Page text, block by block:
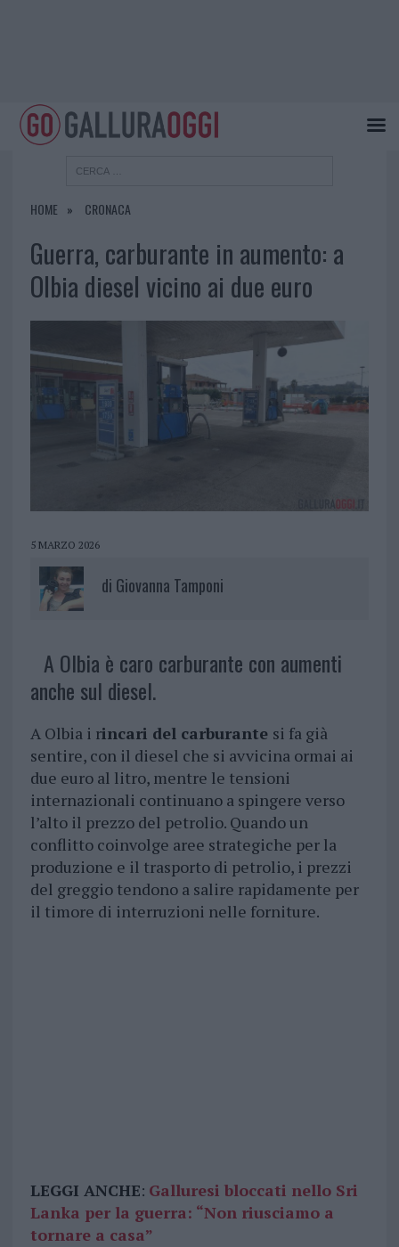
HOME CRONACA
Guerra, carburante in aumento: a
Olbia diesel vicino ai due euro
5 MARZO 2026
di Giovanna Tamponi
A Olbia è caro carburante con aumenti
anche sul diesel.
A Olbia i rincari del carburante si fa già
sentire, con il diesel che si avvicina ormai ai
due euro al litro, mentre le tensioni
internazionali continuano a spingere verso
l’alto il prezzo del petrolio. Quando un
conflitto coinvolge aree strategiche per la
produzione e il trasporto di petrolio, i prezzi
del greggio tendono a salire rapidamente per
il timore di interruzioni nelle forniture.
LEGGI ANCHE: Galluresi bloccati nello Sri
Lanka per la guerra: “Non riusciamo a
tornare a casa”